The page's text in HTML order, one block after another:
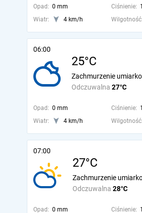
Opad: 0 mm Ciśnienie:
Wiatr:
4 km/h Wilgotność:
06:00
25°C
Odczuwalna 27°C
Zachmurzenie
Opad: 0 mm Ciśnienie:
Wiatr:
4 km/h Wilgotność:
07:00
27°C
Odczuwalna 28°C
Zachmurzenie
Opad: 0 mm Ciśnienie: